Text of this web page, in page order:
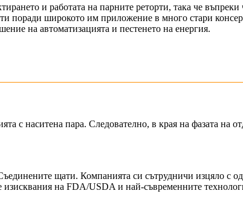
и работата на парните реторти, така че
поради широкото им приложение в много стари
на автоматизацията и пестенето на енергия.
с наситена пара. Следователно, в края на фазата на
щати. Компанията си сътрудничи изцяло с
на FDA/USDA и най-съвременните